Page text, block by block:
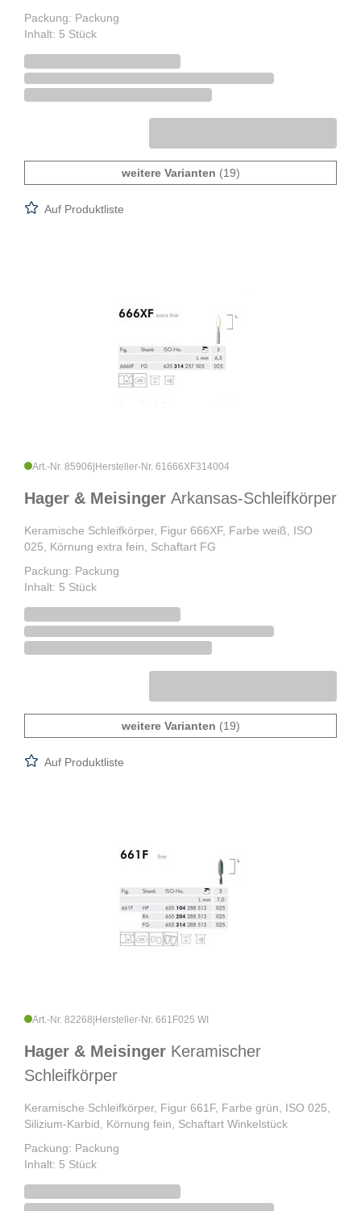
Packung: Packung
Inhalt: 5 Stück
weitere Varianten (19)
Auf Produktliste
Art.-Nr. 85906 Hersteller-Nr. 61666XF314004
Hager & Meisinger Arkansas-Schleifkörper
Keramische Schleifkörper, Figur 666XF, Farbe weiß, ISO
025, Körnung extra fein, Schaftart FG
Packung: Packung
Inhalt: 5 Stück
weitere Varianten (19)
Auf Produktliste
Art.-Nr. 82268 Hersteller-Nr. 661F025 WI
Hager & Meisinger Keramischer
Schleifkörper
Keramische Schleifkörper, Figur 661F, Farbe grün, ISO 025,
Silizium-Karbid, Körnung fein, Schaftart Winkelstück
Packung: Packung
Inhalt: 5 Stück